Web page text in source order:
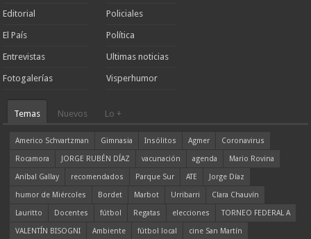
Editorial
El País
Entrevistas
Fotogalerías
Policiales
Política
Ultimas noticias
Visperhumor
Temas Nuevos Lo +
Americo Schvartzman Gimnasia Insólitos Agmer
Coronavirus
Rocamora
JORGE RUBÉN DÍAZ vacunación agenda
Mario Rovina
Aníbal Gallay
recomendados Parque Sur ATE
Jorge Díaz
humor de Miércoles
Bordet Marbot Urribarri
Clara Chauvín
Lauritto
Docentes fútbol Regatas elecciones
TORNEO FEDERAL A
VALENTÍN BISOGNI
Ambiente fútbol local cine San Martín